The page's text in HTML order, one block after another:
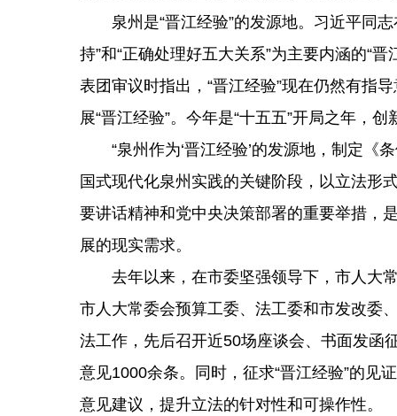
泉州是“晋江经验”的发源地。习近平同志
持”和“正确处理好五大关系”为主要内涵的“
表团审议时指出，“晋江经验”现在仍然有指
展“晋江经验”。今年是“十五五”开局之年，
“泉州作为‘晋江经验’的发源地，制定《
国式现代化泉州实践的关键阶段，以立法形
要讲话精神和党中央决策部署的重要举措，
展的现实需求。
去年以来，在市委坚强领导下，市人大常
市人大常委会预算工委、法工委和市发改委
法工作，先后召开近50场座谈会、书面发函
意见1000余条。同时，征求“晋江经验”的
意见建议，提升立法的针对性和可操作性。